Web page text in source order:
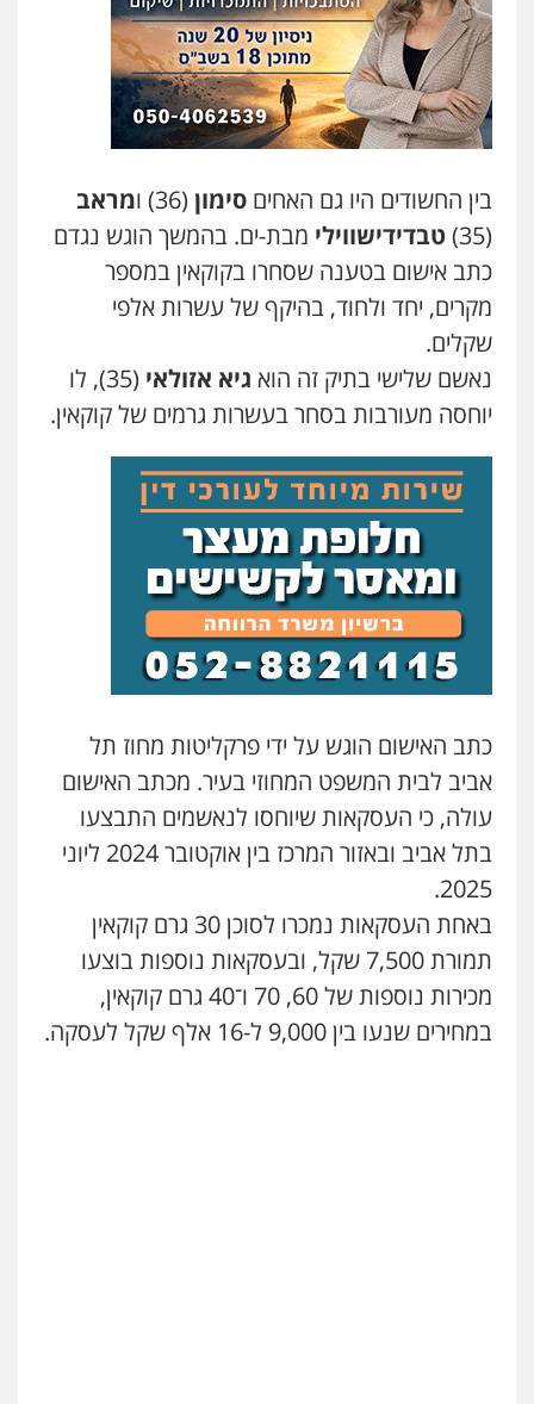
0525077716
עו"ד אמיר נאטור
פלילי פשיעה חמורה צווארון לבן מעצרים
0543326767
חנא בולוס – משרד עורכי דין
0546661544
פלילי עורכי דין לענייני אסירים מעצרים
סמים רכוש
0548009246
עו"ד אלון ארז
לבן
0507368203
עו"ד לימור רוט חזן
פלילי מעצרים צווארון לבן פשיעה חמורה
0523407232
עו"ד אשרף שחאדה
פלילי פשיעה חמורה מעצרים וחקירות
תעבורה
0549535659
פלילי מעצרים וחקירות עורכי דין לענייני
0505216700
עו"ד זקי אלעברה
בין החשודים היו גם האחים סימון (36) ו
מראב
(35)
טבדידישווילי מבת-ים. בהמשך הוגש נגדם
כתב אישום בטענה שסחרו בקוקאין במספר
מקרים, יחד ולחוד, בהיקף של עשרות אלפי
שקלים.
נאשם שלישי בתיק זה הוא גיא אזולאי
(35), לו
יוחסה מעורבות בסחר בעשרות גרמים של קוקאין.
כתב האישום הוגש על ידי פרקליטות מחוז תל
אביב לבית המשפט המחוזי בעיר. מכתב האישום
עולה, כי העסקאות שיוחסו לנאשמים התבצעו
בתל אביב ובאזור המרכז בין אוקטובר 2024 ליוני
2025.
באחת העסקאות נמכרו לסוכן 30 גרם קוקאין
תמורת 7,500 שקל, ובעסקאות נוספות בוצעו
מכירות נוספות של 60, 70 ו־40 גרם קוקאין,
במחירים שנעו בין 9,000 ל-16 אלף שקל לעסקה.